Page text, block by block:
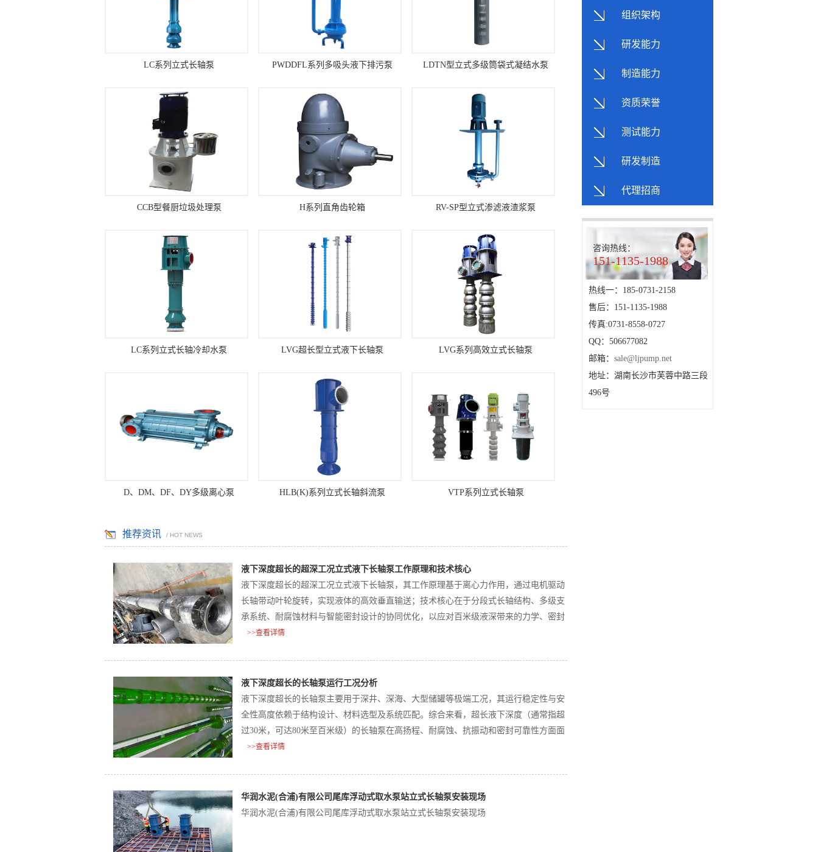
LC系列立式长轴泵 PWDDFL系列多吸头液下排污泵 LDTN型立式多级筒袋式凝结水泵
CCB型餐厨垃圾处理泵 H系列直角齿轮箱 RV-SP型立式渗滤液渣浆泵
LC系列立式长轴冷却水泵 LVG超长型立式液下长轴泵 LVG系列高效立式长轴泵
D、DM、DF、DY多级离心泵 HLB(K)系列立式长轴斜流泵 VTP系列立式长轴泵
推荐资讯 / HOT NEWS
液下深度超长的超深工况立式液下长轴泵工作原理和技术核心
液下深度超长的超深工况立式液下长轴泵，其工作原理基于离心力作用，通过电机驱动
长轴带动叶轮旋转，实现液体的高效垂直输送；技术核心在于分段式长轴结构、多级支
承系统、耐腐蚀材料与智能密封设计的协同优化，以应对百米级液深带来的力学、密封
与耐久性挑战‌。
>>查看详情
液下深度超长的长轴泵运行工况分析
液下深度超长的长轴泵主要用于深井、深海、大型储罐等极端工况，其运行稳定性与安
全性高度依赖于结构设计、材料选型及系统匹配。综合来看，‌超长液下深度（通常指超
过30米，可达80米至百米级）的长轴泵在高扬程、耐腐蚀、抗振动和密封可靠性方面面
临更大挑战，需通过分段轴系、多点支承、高性能材料与智能监控协同保障长期稳定运
>>查看详情
华润水泥(合浦)有限公司尾库浮动式取水泵站立式长轴泵安装现场
华润水泥(合浦)有限公司尾库浮动式取水泵站立式长轴泵安装现场
组织架构
研发能力
制造能力
资质荣誉
测试能力
研发制造
代理招商
咨询热线：
151-1135-1988
热线一：185-0731-2158
售后：151-1135-1988
传真:0731-8558-0727
QQ：506677082
邮箱： sale@ljpump.net
地址：湖南长沙市芙蓉中路三段
496号